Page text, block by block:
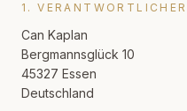
1. VERANTWORTLICHER
Can Kaplan
Bergmannsglück 10
45327 Essen
Deutschland